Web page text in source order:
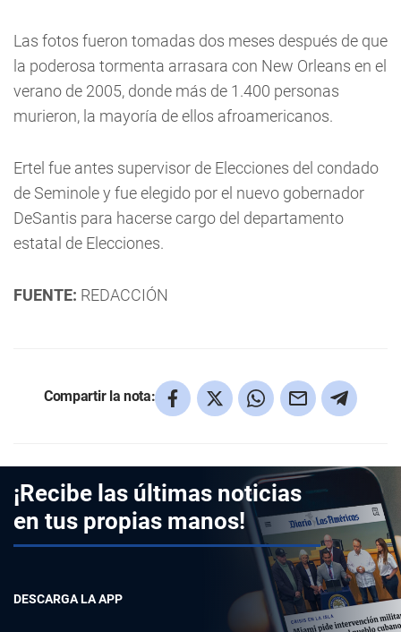
Las fotos fueron tomadas dos meses después de que
la poderosa tormenta arrasara con New Orleans en el
verano de 2005, donde más de 1.400 personas
murieron, la mayoría de ellos afroamericanos.
Ertel fue antes supervisor de Elecciones del condado
de Seminole y fue elegido por el nuevo gobernador
DeSantis para hacerse cargo del departamento
estatal de Elecciones.
FUENTE: REDACCIÓN
Compartir la nota:
¡Recibe las últimas noticias
en tus propias manos!
DESCARGA LA APP